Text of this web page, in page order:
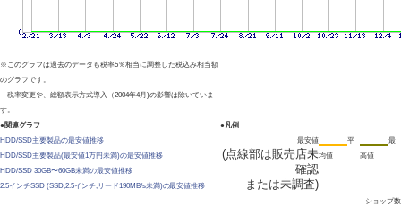
※このグラフは過去のデータも税率5％相当に調整した税込み相当額
のグラフです。
税率変更や、総額表示方式導入（2004年4月)の影響は除いていま
す。
●関連グラフ
HDD/SSD主要製品の最安値推移
HDD/SSD主要製品(最安値1万円未満)の最安値推移
HDD/SSD 30GB〜60GB未満の最安値推移
2.5インチSSD (SSD,2.5インチ,リード190MB/s未満)の最安値推移
●凡例
最安値
(点線部は販売店未
確認
または未調査)
平
均値
最
高値
ショップ数